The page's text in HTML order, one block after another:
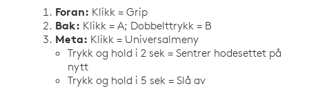
Foran: Klikk = Grip
Bak: Klikk = A; Dobbelttrykk = B
Meta: Klikk = Universalmeny
Trykk og hold i 2 sek = Sentrer hodesettet på
nytt
Trykk og hold i 5 sek = Slå av